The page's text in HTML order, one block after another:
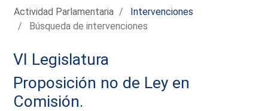
Actividad Parlamentaria
Intervenciones
Búsqueda de intervenciones
VI Legislatura
Proposición no de Ley en
Comisión.